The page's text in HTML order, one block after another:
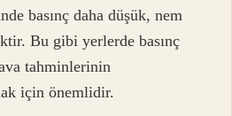
basınç daha düşük, nem
Bu gibi yerlerde basınç
tahminlerinin
için önemlidir.